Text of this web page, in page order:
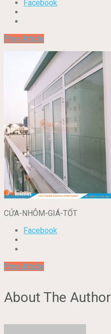
Facebook
Prev Article
CỬA-NHÔM-GIÁ-TỐT
Facebook
Prev Article
About The Author